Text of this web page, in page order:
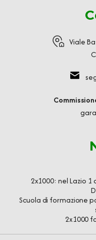
Viale
2x1000: nel Lazio
Scuola di formazione
2x1000